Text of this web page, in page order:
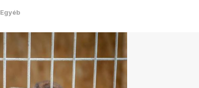
Egyéb